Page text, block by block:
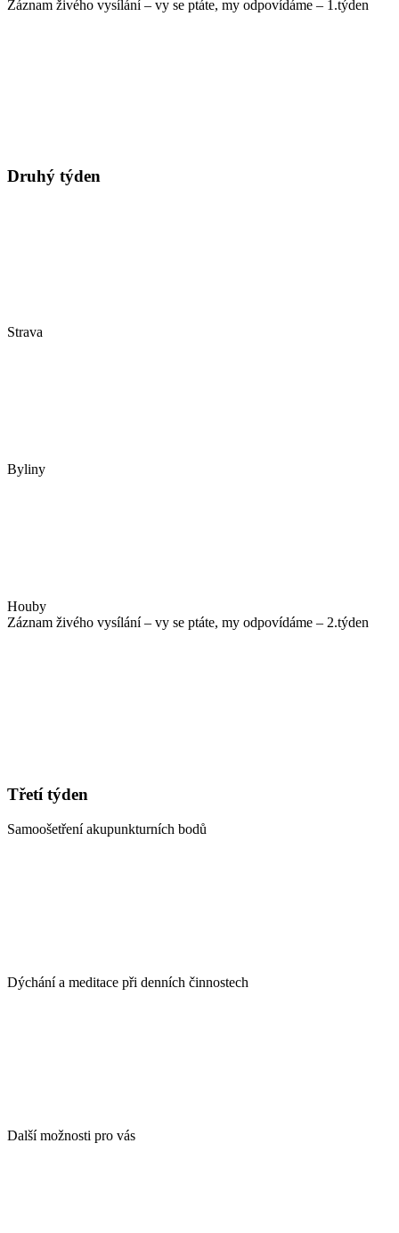
Záznam živého vysílání – vy se ptáte, my odpovídáme – 1.týden
Druhý týden
Strava
Byliny
Houby
Záznam živého vysílání – vy se ptáte, my odpovídáme – 2.týden
Třetí týden
Samoošetření akupunkturních bodů
Dýchání a meditace při denních činnostech
Další možnosti pro vás